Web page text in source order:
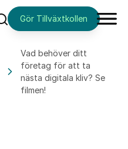
SökGör Tillväxtkollen
Vad behöver ditt
företag för att ta
nästa digitala kliv? Se
filmen!